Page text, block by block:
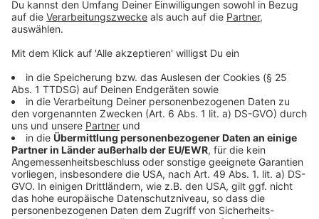
Anzeige
©Copyright: Magenta TV
Und auch ihre Kinder machen schon bald unheimliche
Begegnungen...
Anzeige